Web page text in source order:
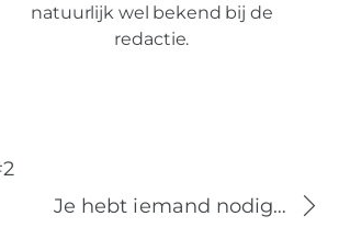
natuurlijk wel bekend bij de
redactie.
Je hebt iemand nodig…